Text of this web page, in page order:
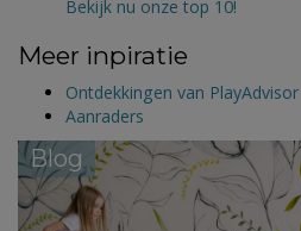
Bekijk nu onze top 10!
Meer inpiratie
Ontdekkingen van PlayAdvisor
Aanraders
Blog